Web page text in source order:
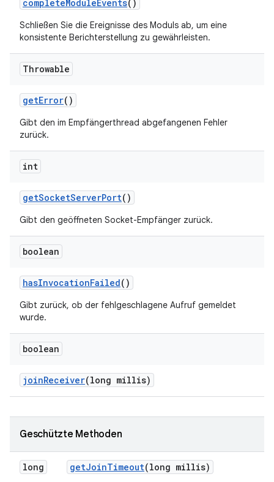
completeModuleEvents()
Schließen Sie die Ereignisse des Moduls ab, um eine
konsistente Berichterstellung zu gewährleisten.
Throwable
getError()
Gibt den im Empfängerthread abgefangenen Fehler
zurück.
int
getSocketServerPort()
Gibt den geöffneten Socket-Empfänger zurück.
boolean
hasInvocationFailed()
Gibt zurück, ob der fehlgeschlagene Aufruf gemeldet
wurde.
boolean
joinReceiver(long millis)
Geschützte Methoden
long getJoinTimeout(long millis)